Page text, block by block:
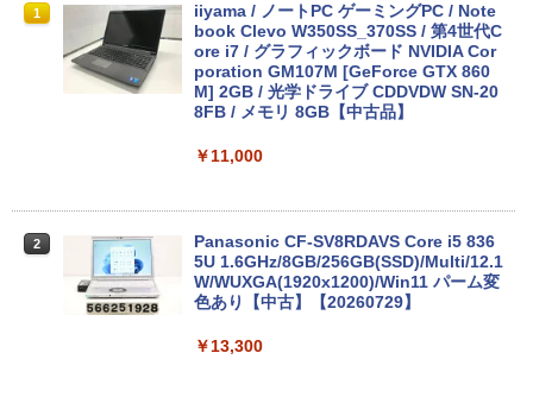
Anker Soundcore P31i ブラック
￥5,990
ンク
￥-
BRUCE WAYNE feat. Flo Milli, ATL Jacob
[Explicit]
￥250
by Amazon 天然水 ラベルレス 500ml ×24本
富士山の天然水 バナジウム含有 水 ミネラル
ウォーター ペットボトル 静岡県産 500ミリリ
by Amazon 炭酸水 ラベルレス 500ml ×24本
強炭酸水 ペットボトル 500ミリリットル (Sm
art Basic)
異世界居酒屋「のぶ」(22) (角川コミックス・
エース)
クスDIGITAL)
￥594
1
iiyama / ノートPC ゲーミングPC / Note
book Clevo W350SS_370SS / 第4世代C
ore i7 / グラフィックボード NVIDIA Cor
poration GM107M [GeForce GTX 860
M] 2GB / 光学ドライブ CDDVDW SN-20
8FB / メモリ 8GB【中古品】
￥11,000
2
Panasonic CF-SV8RDAVS Core i5 836
5U 1.6GHz/8GB/256GB(SSD)/Multi/12.1
W/WUXGA(1920x1200)/Win11 パーム変
色あり【中古】【20260729】
￥13,300